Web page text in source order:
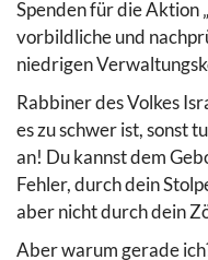
Spenden für die Aktion
vorbildliche und
niedrigen
Rabbiner des Volkes
es zu schwer ist, sonst
an! Du kannst dem
Fehler, durch dein
aber nicht durch dein
Aber warum gerade